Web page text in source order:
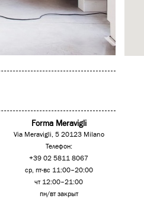
Forma Meravigli
Via Meravigli, 5 20123 Milano
Телефон:
+39 02 5811 8067
ср, пт-вс 11:00–20:00
чт 12:00–21:00
пн/вт закрыт